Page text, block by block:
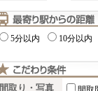
5分以内 10分以内
間取り・写真